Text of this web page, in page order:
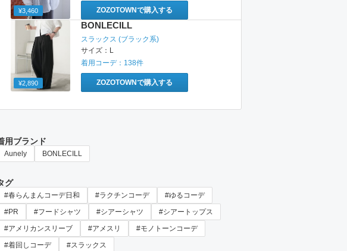
¥3,460 ZOZOTOWNで購入する
¥2,890
BONLECILL
スラックス (ブラック系)
サイズ： L
着用コーデ： 138件
ZOZOTOWNで購入する
用ブランド
Aunely BONLECILL
グ
#春らんまんコーデ日和 #ラクチンコーデ
#ゆるコーデ
#PR
#フードシャツ #シアーシャツ
#シアートップス
#アメリカンスリーブ
#アメスリ
#モノトーンコーデ
#着回しコーデ
#スラックス